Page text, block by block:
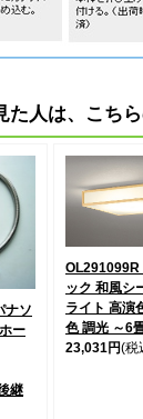
た人は、こち
ナソ
ー
継
OL291099R
ック 和風シ
ライト 高演
色 調光 ～6
23,031円(税